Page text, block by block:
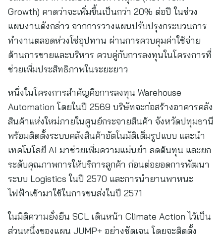
Growth) คาดว่าจะเพิ่มขึ้นเป็นกว่า 20% ต่อปี ในช่วง
แผนงานดังกล่าว จากการวางแผนปรับปรุงกระบวนการ
ทำงานตลอดห่วงโซ่อุปทาน ผ่านการควบคุมค่าใช้จ่าย
ด้านการขายและบริหาร ควบคู่กับการลงทุนในโครงการที่
ช่วยเพิ่มประสิทธิภาพในระยะยาว
หนึ่งในโครงการสำคัญคือการลงทุน Warehouse
Automation โดยในปี 2569 บริษัทจะก่อสร้างอาคารคลัง
สินค้าแห่งใหม่ภายในศูนย์กระจายสินค้า จังหวัดปทุมธานี
พร้อมติดตั้งระบบคลังสินค้าอัตโนมัติเต็มรูปแบบ และนำ
เทคโนโลยี AI มาช่วยเพิ่มความแม่นยำ ลดต้นทุน และยก
ระดับคุณภาพการให้บริการลูกค้า ก่อนต่อยอดการพัฒนา
ระบบ Logistics ในปี 2570 และการนำยานพาหนะ
ไฟฟ้าเข้ามาใช้ในการขนส่งในปี 2571
ในมิติความยั่งยืน SCL เดินหน้า Climate Action ไว้เป็น
ส่วนหนึ่งของแผน JUMP+ อย่างชัดเจน โดยจะติดตั้ง